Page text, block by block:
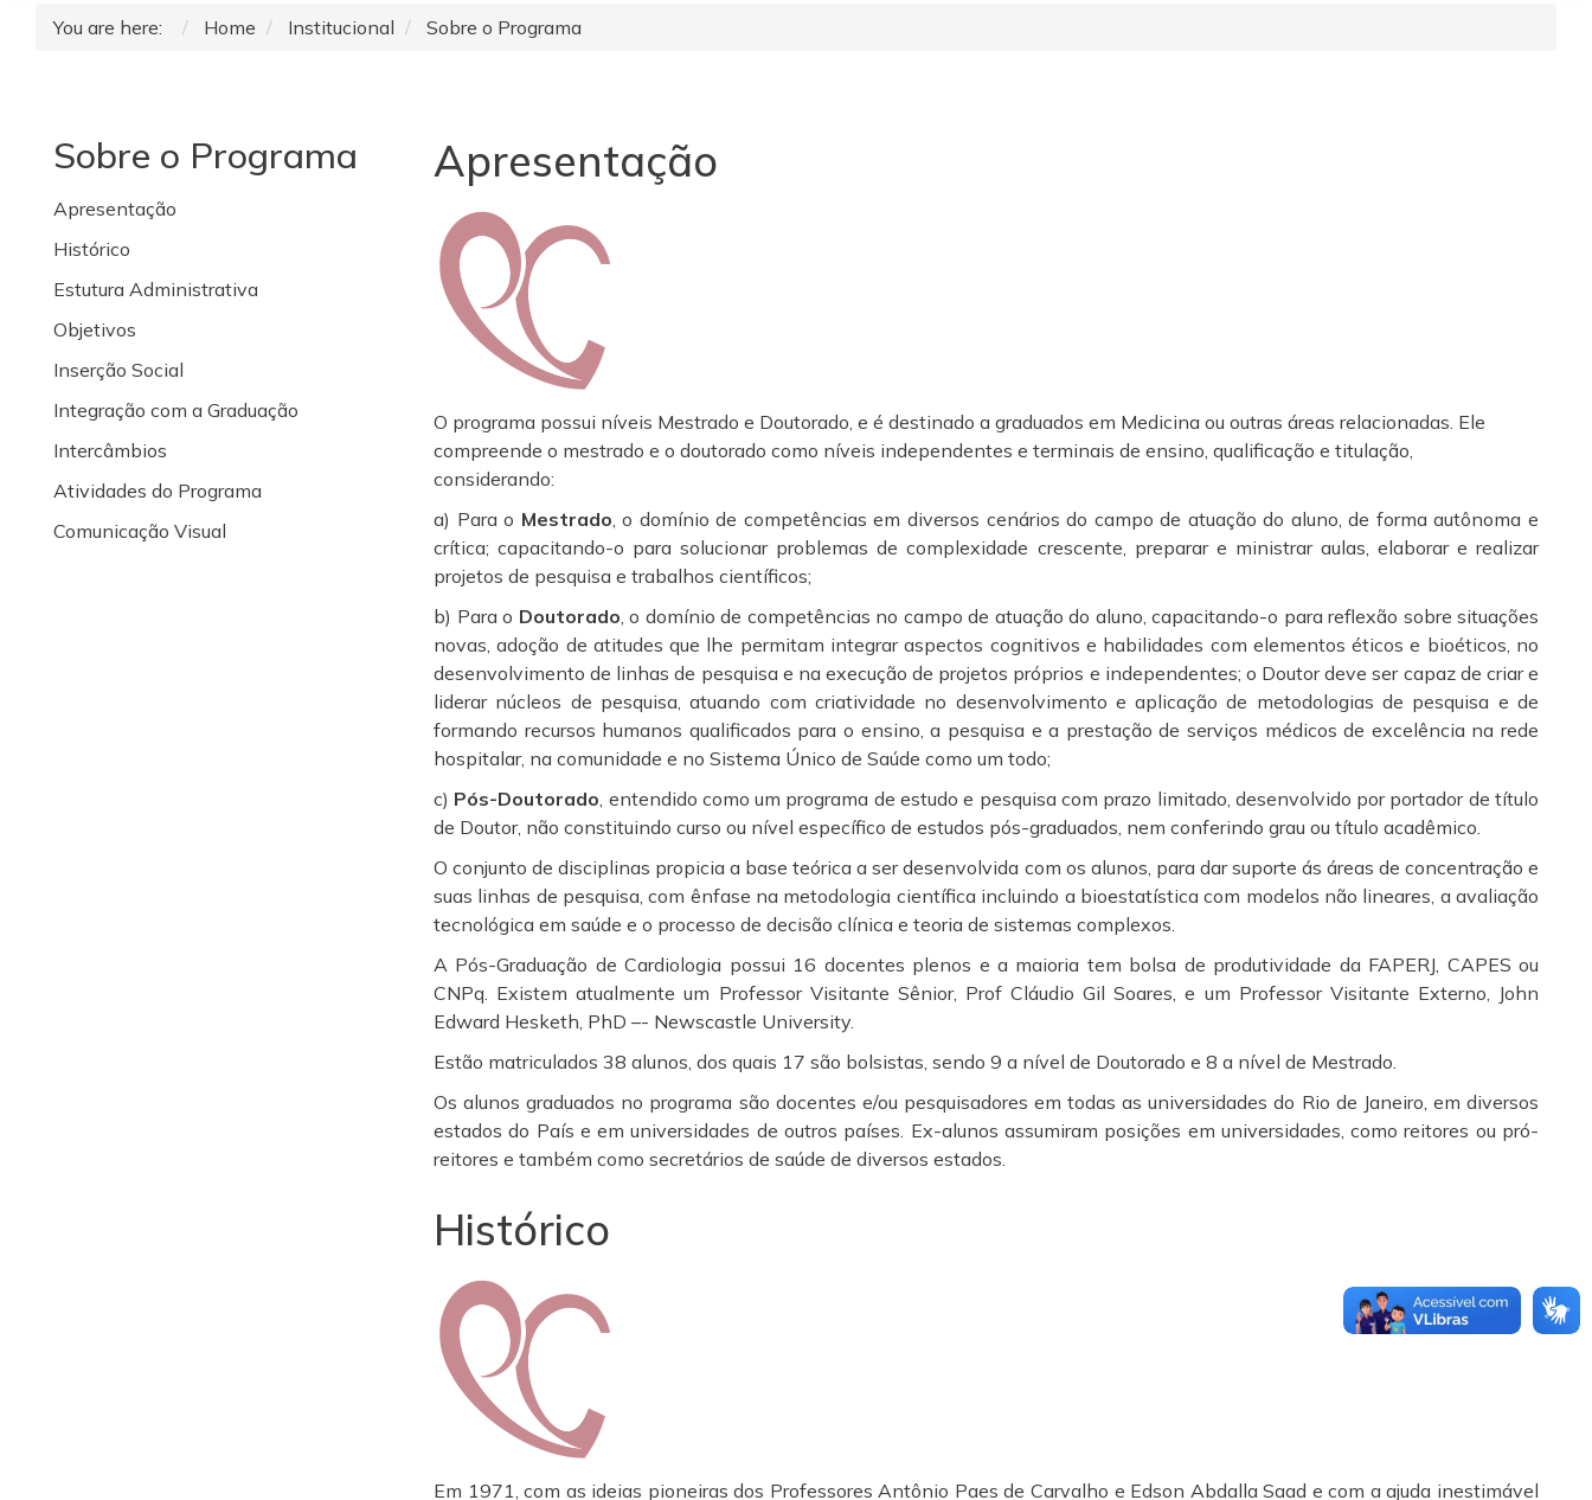
You are here: Home Institucional Sobre o Programa
Sobre o Programa
Apresentação
Histórico
Estutura Administrativa
Objetivos
Inserção Social
Integração com a Graduação
Intercâmbios
Atividades do Programa
Comunicação Visual
Apresentação
O programa possui níveis Mestrado e Doutorado, e é destinado a graduados em Medicina ou outras áreas relacionadas. Ele
compreende o mestrado e o doutorado como níveis independentes e terminais de ensino, qualificação e titulação,
considerando:
a) Para o Mestrado, o domínio de competências em diversos cenários do campo de atuação do aluno, de forma autônoma e
crítica; capacitando-o para solucionar problemas de complexidade crescente, preparar e ministrar aulas, elaborar e realizar
projetos de pesquisa e trabalhos científicos;
b) Para o Doutorado, o domínio de competências no campo de atuação do aluno, capacitando-o para reflexão sobre situações
novas, adoção de atitudes que lhe permitam integrar aspectos cognitivos e habilidades com elementos éticos e bioéticos, no
desenvolvimento de linhas de pesquisa e na execução de projetos próprios e independentes; o Doutor deve ser capaz de criar e
liderar núcleos de pesquisa, atuando com criatividade no desenvolvimento e aplicação de metodologias de pesquisa e de
formando recursos humanos qualificados para o ensino, a pesquisa e a prestação de serviços médicos de excelência na rede
hospitalar, na comunidade e no Sistema Único de Saúde como um todo;
c) Pós-Doutorado, entendido como um programa de estudo e pesquisa com prazo limitado, desenvolvido por portador de título
de Doutor, não constituindo curso ou nível específico de estudos pós-graduados, nem conferindo grau ou título acadêmico.
O conjunto de disciplinas propicia a base teórica a ser desenvolvida com os alunos, para dar suporte ás áreas de concentração e
suas linhas de pesquisa, com ênfase na metodologia científica incluindo a bioestatística com modelos não lineares, a avaliação
tecnológica em saúde e o processo de decisão clínica e teoria de sistemas complexos.
A Pós-Graduação de Cardiologia possui 16 docentes plenos e a maioria tem bolsa de produtividade da FAPERJ, CAPES ou
CNPq. Existem atualmente um Professor Visitante Sênior, Prof Cláudio Gil Soares, e um Professor Visitante Externo, John
Edward Hesketh, PhD –- Newscastle University.
Estão matriculados 38 alunos, dos quais 17 são bolsistas, sendo 9 a nível de Doutorado e 8 a nível de Mestrado.
Os alunos graduados no programa são docentes e/ou pesquisadores em todas as universidades do Rio de Janeiro, em diversos
estados do País e em universidades de outros países. Ex-alunos assumiram posições em universidades, como reitores ou pró-
reitores e também como secretários de saúde de diversos estados.
Histórico
Em 1971, com as ideias pioneiras dos Professores Antônio Paes de Carvalho e Edson Abdalla Saad e com a ajuda inestimável